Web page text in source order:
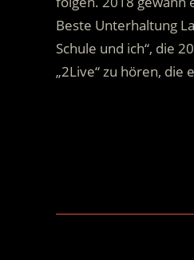
Beste Unterhaltung
Schule und ich“, die
„2Live“ zu hören,